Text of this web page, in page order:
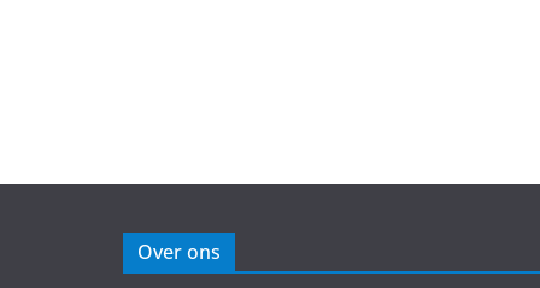
Over ons